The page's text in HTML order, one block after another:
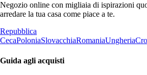
Negozio online con migliaia di ispirazioni
arredare la tua casa come piace a te.
Repubblica
CecaPoloniaSlovacchiaRomaniaUngheria
Guida agli acquisti